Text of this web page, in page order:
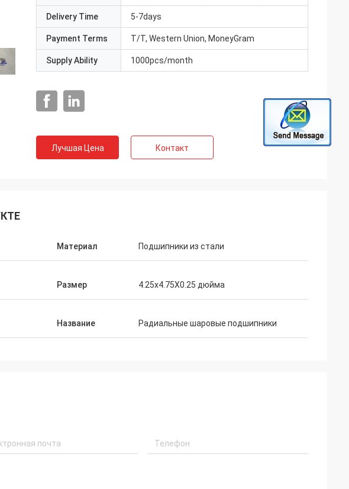
Delivery Time 5-7days
Payment Terms T/T, Western Union, MoneyGram
Supply Ability 1000pcs/month
Лучшая Цена Контакт
Материал Подшипники из стали
Размер 4.25x4.75X0.25 дюйма
Название Радиальные шаровые подшипники